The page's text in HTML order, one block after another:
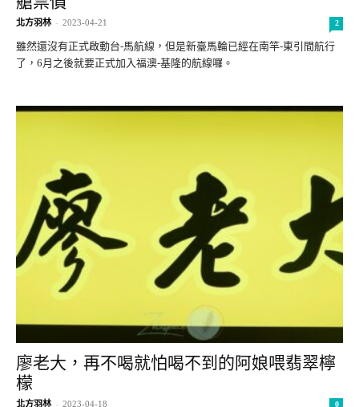
北方羽林 - 2023-04-21 2
雖然還沒有正式啟動台-馬航線，但是新臺馬輪已經在南竿-東引間航行
了，6月之後就要正式加入福澳-基隆的航線囉。
廖老大，再不喝就怕喝不到的阿娘喂翡翠檸
檬
北方羽林 - 2023-04-18 0